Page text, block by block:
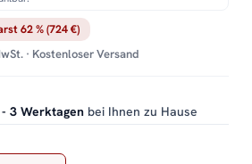
62 % (724 €)
· Kostenloser Versand
3 Werktagen bei Ihnen zu Hause